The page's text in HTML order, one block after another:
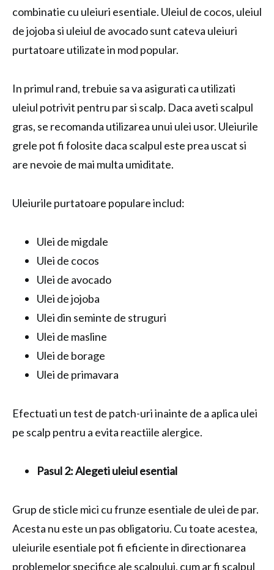
combinatie cu uleiuri esentiale. Uleiul de cocos, uleiul
de jojoba si uleiul de avocado sunt cateva uleiuri
purtatoare utilizate in mod popular.
In primul rand, trebuie sa va asigurati ca utilizati
uleiul potrivit pentru par si scalp. Daca aveti scalpul
gras, se recomanda utilizarea unui ulei usor. Uleiurile
grele pot fi folosite daca scalpul este prea uscat si
are nevoie de mai multa umiditate.
Uleiurile purtatoare populare includ:
Ulei de migdale
Ulei de cocos
Ulei de avocado
Ulei de jojoba
Ulei din seminte de struguri
Ulei de masline
Ulei de borage
Ulei de primavara
Efectuati un test de patch-uri inainte de a aplica ulei
pe scalp pentru a evita reactiile alergice.
Pasul 2: Alegeti uleiul esential
Grup de sticle mici cu frunze esentiale de ulei de par.
Acesta nu este un pas obligatoriu. Cu toate acestea,
uleiurile esentiale pot fi eficiente in directionarea
problemelor specifice ale scalpului, cum ar fi scalpul